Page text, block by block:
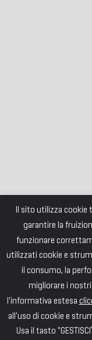
Il sito utilizza cookie
garantire la
funzionare
utilizzati cookie e
il consumo, la
migliorare i nostri
l'informativa estesa
all'uso di cookie e
Usa il tasto